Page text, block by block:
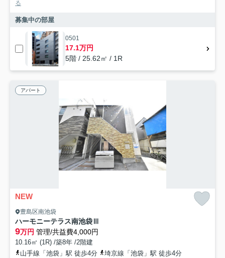
る
募集中の部屋
0501
17.1万円
5階 / 25.62㎡ / 1R
アパート
NEW
豊島区南池袋
ハーモニーテラス南池袋Ⅲ
9万円 管理/共益費4,000円
10.16㎡ (1R) /築8年 /2階建
山手線「池袋」駅 徒歩4分
埼京線「池袋」駅 徒歩4分